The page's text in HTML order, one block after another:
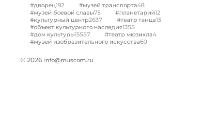
#дворец192 #музей транспорта48
#музей боевой славы75 #планетарий12
#культурный центр2637 #театр танца13
#объект культурного наследия1355
#дом культуры15557 #театр мюзикла4
#музей изобразительного искусства60
© 2026 info@muscom.ru